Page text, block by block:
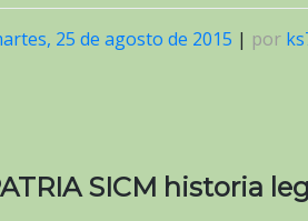
25 de agosto de 2015 | por
SICM historia